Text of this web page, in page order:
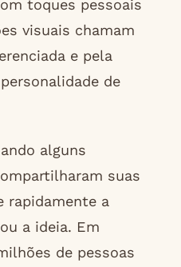
toques pessoais
visuais chamam
e pela
de
alguns
suas
rapidamente a
a ideia. Em
de pessoas